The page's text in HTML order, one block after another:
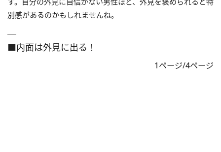
別感があるのかもしれませんね。
■内面は外見に出る！
1ページ/4ページ